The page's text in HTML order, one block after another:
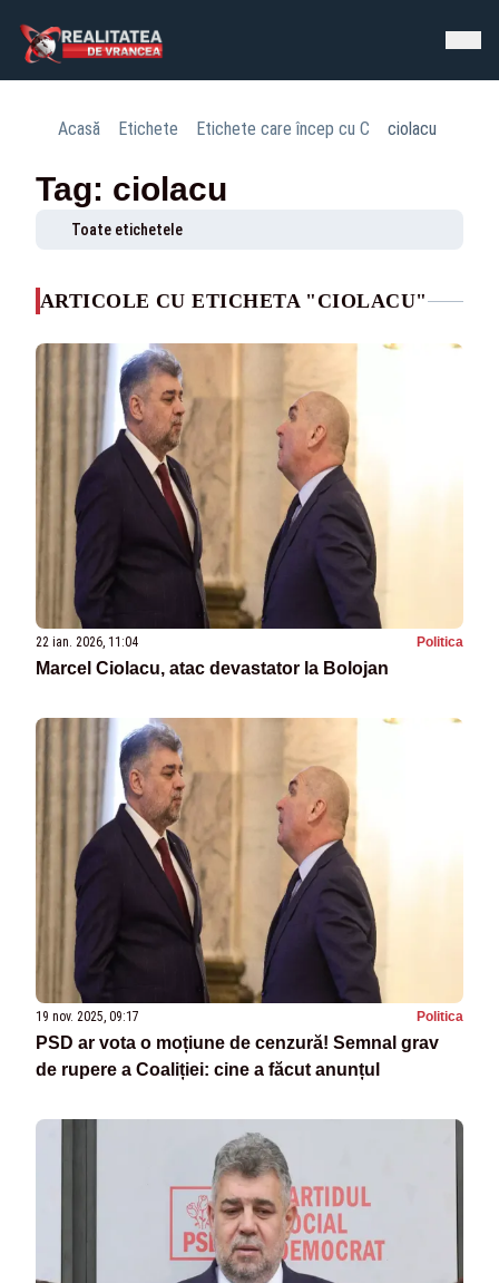
Acasă Etichete Etichete care încep cu C ciolacu
Tag: ciolacu
Toate etichetele
ARTICOLE CU ETICHETA "CIOLACU"
22 ian. 2026, 11:04 Politica
Marcel Ciolacu, atac devastator la Bolojan
19 nov. 2025, 09:17 Politica
PSD ar vota o moțiune de cenzură! Semnal grav
de rupere a Coaliției: cine a făcut anunțul